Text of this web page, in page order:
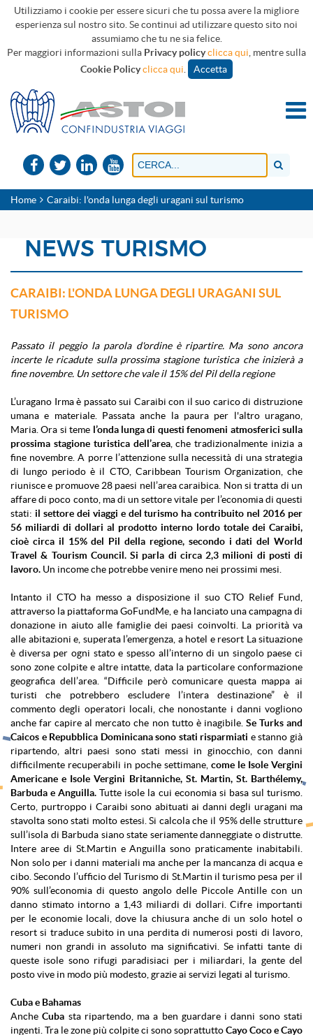
Utilizziamo i cookie per essere sicuri che tu possa avere la migliore
esperienza sul nostro sito. Se continui ad utilizzare questo sito noi
assumiamo che tu ne sia felice.
Per maggiori informazioni sulla Privacy policyclicca qui , mentre sulla
Cookie Policyclicca qui Accetta
Home Caraibi: l'onda lunga degli uragani sul turismo
NEWS TURISMO
CARAIBI: L'ONDA LUNGA DEGLI URAGANI SUL
TURISMO
Passato il peggio la parola d'ordine è ripartire. Ma sono ancora
incerte le ricadute sulla prossima stagione turistica che inizierà a
fine novembre. Un settore che vale il 15% del Pil della regione
L’uragano Irma è passato sui Caraibi con il suo carico di distruzione
umana e materiale. Passata anche la paura per l'altro uragano,
Maria. Ora si teme l’onda lunga di questi fenomeni atmosferici sulla
prossima stagione turistica dell’area, che tradizionalmente inizia a
fine novembre. A porre l’attenzione sulla necessità di una strategia
di lungo periodo è il CTO, Caribbean Tourism Organization, che
riunisce e promuove 28 paesi nell’area caraibica. Non si tratta di un
affare di poco conto, ma di un settore vitale per l’economia di questi
stati: il settore dei viaggi e del turismo ha contribuito nel 2016 per
56 miliardi di dollari al prodotto interno lordo totale dei Caraibi,
cioè circa il 15% del Pil della regione, secondo i dati del World
Travel & Tourism Council. Si parla di circa 2,3 milioni di posti di
lavoro. Un income che potrebbe venire meno nei prossimi mesi.
Intanto il CTO ha messo a disposizione il suo CTO Relief Fund,
attraverso la piattaforma GoFundMe, e ha lanciato una campagna di
donazione in aiuto alle famiglie dei paesi coinvolti. La priorità va
alle abitazioni e, superata l’emergenza, a hotel e resort La situazione
è diversa per ogni stato e spesso all’interno di un singolo paese ci
sono zone colpite e altre intatte, data la particolare conformazione
geografica dell’area. “Difficile però comunicare questa mappa ai
turisti che potrebbero escludere l’intera destinazione” è il
commento degli operatori locali, che nonostante i danni vogliono
anche far capire al mercato che non tutto è inagibile. Se Turks and
Caicos e Repubblica Dominicana sono stati risparmiati e stanno già
ripartendo, altri paesi sono stati messi in ginocchio, con danni
difficilmente recuperabili in poche settimane, come le Isole Vergini
Americane e Isole Vergini Britanniche, St. Martin, St. Barthélemy,
Barbuda e Anguilla.Tutte isole la cui economia si basa sul turismo.
Certo, purtroppo i Caraibi sono abituati ai danni degli uragani ma
stavolta sono stati molto estesi. Si calcola che il 95% delle strutture
sull’isola di Barbuda siano state seriamente danneggiate o distrutte.
Intere aree di St.Martin e Anguilla sono praticamente inabitabili.
Non solo per i danni materiali ma anche per la mancanza di acqua e
cibo. Secondo l’ufficio del Turismo di St.Martin il turismo pesa per il
90% sull’economia di questo angolo delle Piccole Antille con un
danno stimato intorno a 1,43 miliardi di dollari. Cifre importanti
per le economie locali, dove la chiusura anche di un solo hotel o
resort si traduce subito in una perdita di numerosi posti di lavoro,
numeri non grandi in assoluto ma significativi. Se infatti tante di
queste isole sono rifugi paradisiaci per i miliardari, la gente del
posto vive in modo più modesto, grazie ai servizi legati al turismo.
Cuba e Bahamas
AncheCuba sta ripartendo, ma a ben guardare i danni sono stati
ingenti. Tra le zone più colpite ci sono soprattuttoCayo Coco e Cayo